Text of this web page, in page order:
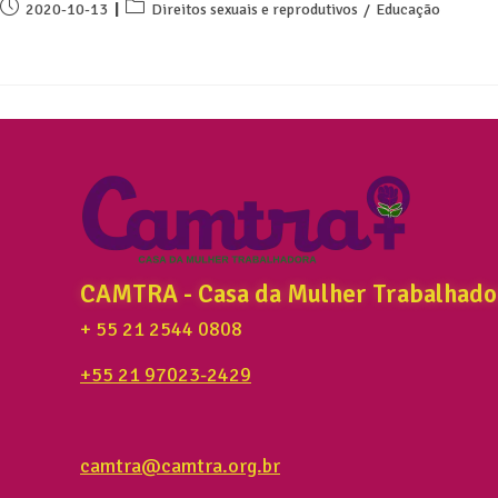
2020-10-13 Direitos sexuais e reprodutivos / Educação
CAMTRA - Casa da Mulher
+ 55 21 2544 0808
+55 21 97023-2429
camtra@camtra.org.br